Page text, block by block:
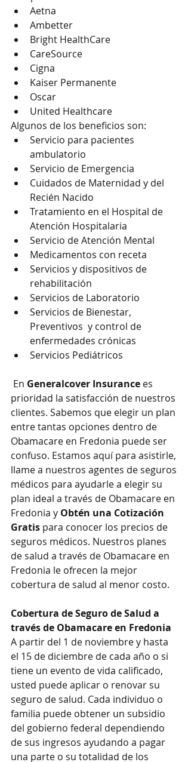
Aetna
Ambetter
Bright HealthCare
CareSource
Cigna
Kaiser Permanente
Oscar
United Healthcare
Algunos de los beneficios son:
Servicio para pacientes
ambulatorio
Servicio de Emergencia
Cuidados de Maternidad y del
Recién Nacido
Tratamiento en el Hospital de
Atención Hospitalaria
Servicio de Atención Mental
Medicamentos con receta
Servicios y dispositivos de
rehabilitación
Servicios de Laboratorio
Servicios de Bienestar,
Preventivos  y control de
enfermedades crónicas
Servicios Pediátricos
En Generalcover Insurance es
prioridad la satisfacción de nuestros
clientes. Sabemos que elegir un plan
entre tantas opciones dentro de
Obamacare en Fredonia puede ser
confuso. Estamos aquí para asistirle,
llame a nuestros agentes de seguros
médicos para ayudarle a elegir su
plan ideal a través de Obamacare en
Fredonia y Obtén una Cotización
Gratis para conocer los precios de
seguros médicos. Nuestros planes
de salud a través de Obamacare en
Fredonia le ofrecen la mejor
cobertura de salud al menor costo.
Cobertura de Seguro de Salud a
través de Obamacare en Fredonia
A partir del 1 de noviembre y hasta
el 15 de diciembre de cada año o si
tiene un evento de vida calificado,
usted puede aplicar o renovar su
seguro de salud. Cada individuo o
familia puede obtener un subsidio
del gobierno federal dependiendo
de sus ingresos ayudando a pagar
una parte o su totalidad de los